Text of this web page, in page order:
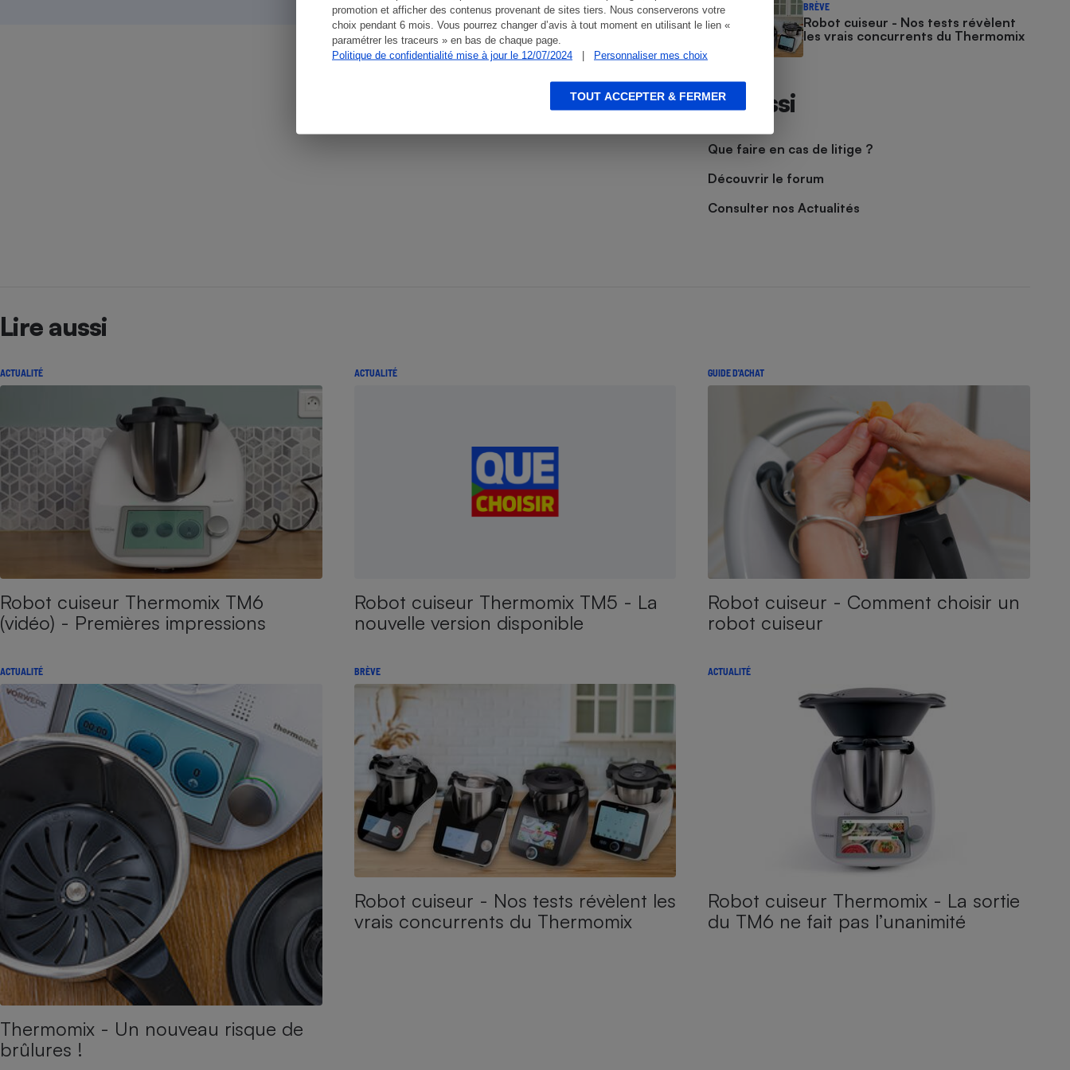
promotion et afficher des contenus provenant de sites tiers. Nous conserverons votre
choix pendant 6 mois. Vous pourrez changer d’avis à tout moment en utilisant le lien «
paramétrer les traceurs » en bas de chaque page.
Politique de confidentialité mise à jour le 12/07/2024
| Personnaliser mes choix
TOUT ACCEPTER & FERMER
BRÈVE
Robot cuiseur - Nos tests révèlent
les vrais concurrents du Thermomix
Et aussi
Que faire en cas de litige ?
Découvrir le forum
Consulter nos Actualités
Lire aussi
ACTUALITÉ
Robot cuiseur Thermomix TM6
(vidéo) - Premières impressions
ACTUALITÉ
Robot cuiseur Thermomix TM5 - La
nouvelle version disponible
GUIDE D'ACHAT
Robot cuiseur - Comment choisir un
robot cuiseur
ACTUALITÉ
Thermomix - Un nouveau risque de
brûlures !
BRÈVE
Robot cuiseur - Nos tests révèlent les
vrais concurrents du Thermomix
ACTUALITÉ
Robot cuiseur Thermomix - La sortie
du TM6 ne fait pas l’unanimité